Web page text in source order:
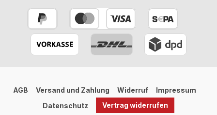
AGB Versand und Zahlung Widerruf
Impressum
Datenschutz
Vertrag widerrufen